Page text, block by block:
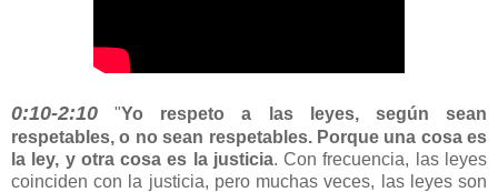
0:10-2:10 "Yo respeto a las leyes, según sean
respetables, o no sean respetables. Porque una cosa es
la ley, y otra cosa es la justicia. Con frecuencia, las leyes
coinciden con la justicia, pero muchas veces, las leyes son